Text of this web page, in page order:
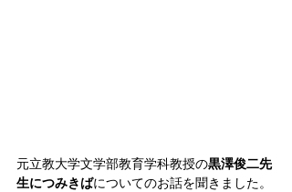
元立教大学文学部教育学科教授の黒澤俊二先
生につみきばについてのお話を聞きました。